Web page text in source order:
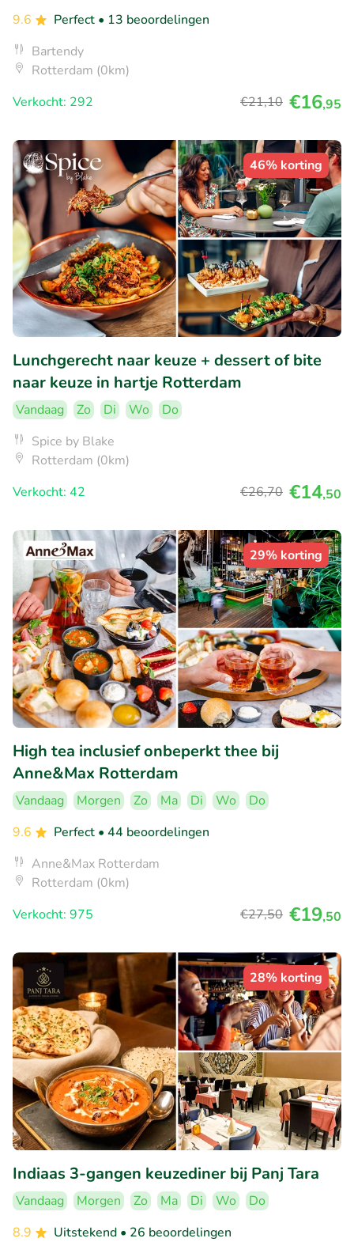
9.6 Perfect • 13 beoordelingen
Bartendy
Rotterdam (0km)
Verkocht: 292
€21,10 €16,95
46% korting
Lunchgerecht naar keuze + dessert of bite
naar keuze in hartje Rotterdam
Vandaag Zo Di Wo
Do
Spice by Blake
Rotterdam (0km)
Verkocht: 42
€26,70 €14,50
29% korting
High tea inclusief onbeperkt thee bij
Anne&Max Rotterdam
Vandaag Morgen Zo Ma Di Wo
Do
9.6
Perfect • 44 beoordelingen
Anne&Max Rotterdam
Rotterdam (0km)
Verkocht: 975
€27,50 €19,50
28% korting
Indiaas 3-gangen keuzediner bij Panj Tara
Vandaag Morgen Zo Ma Di Wo
Do
8.9
Uitstekend • 26 beoordelingen